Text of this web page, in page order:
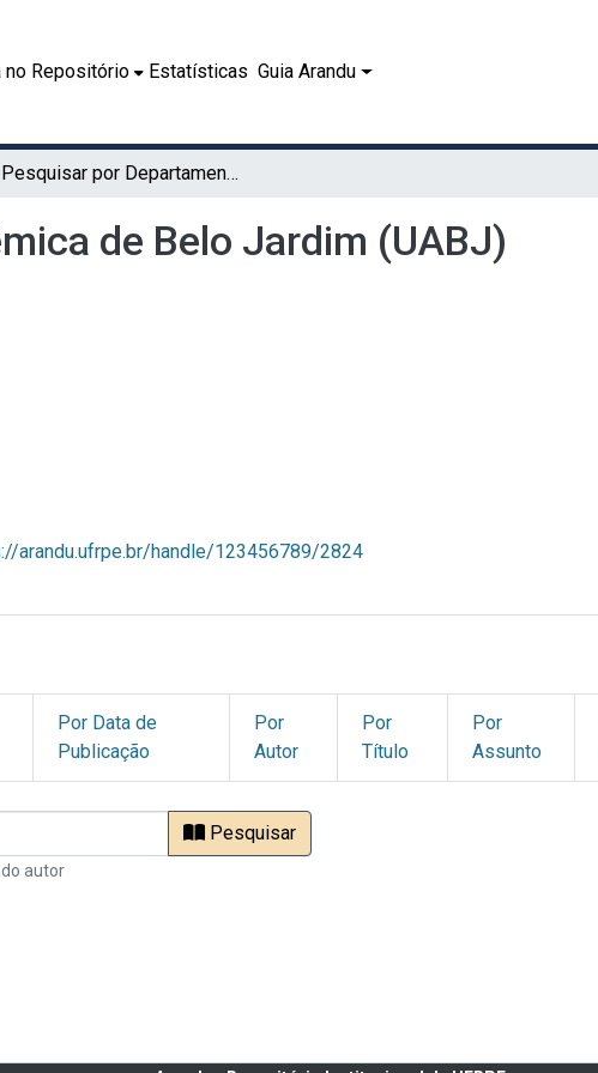
no Repositório Estatísticas Guia Arandu
Pesquisar por Departamento
de Belo Jardim (UABJ)
arandu.ufrpe.br/handle/123456789/2824
Por Data de
Publicação
Por
Autor
Por
Título
Por
Assunto
Pesquisar
autor